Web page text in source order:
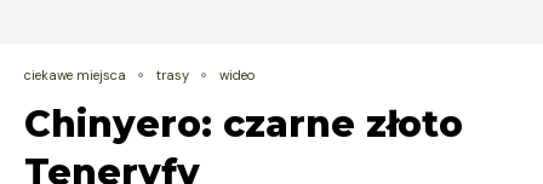
ciekawe miejsca trasy wideo
Chinyero: czarne złoto
Teneryfy